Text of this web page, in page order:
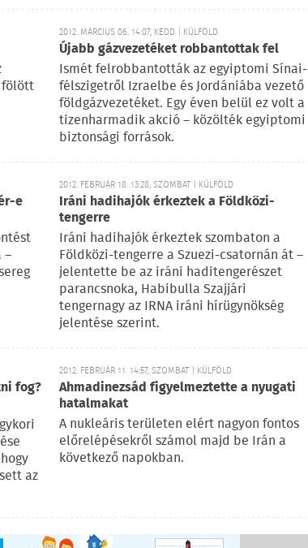
fölött
2012. MÁRCIUS 06. 14:07, KEDD | KÜLFÖLD
Újabb gázvezetéket robbantottak fel
Ismét felrobbantották az egyiptomi Sínai-
félszigetről Izraelbe és Jordániába vezető
földgázvezetéket. Egy éven belül ez volt a
tizenharmadik akció – közölték egyiptomi
biztonsági források.
e
–
2012. FEBRUÁR 18. 13:28, SZOMBAT | KÜLFÖLD
Iráni hadihajók érkeztek a Földközi-
tengerre
Iráni hadihajók érkeztek szombaton a
Földközi-tengerre a Szuezi-csatornán át –
jelentette be az iráni haditengerészet
parancsnoka, Habibulla Szajjári
tengernagy az IRNA iráni hírügynökség
jelentése szerint.
fog?
az
2012. FEBRUÁR 11. 14:57, SZOMBAT | KÜLFÖLD
Ahmadinezsád figyelmeztette a nyugati
hatalmakat
A nukleáris területen elért nagyon fontos
előrelépésekről számol majd be Irán a
következő napokban.